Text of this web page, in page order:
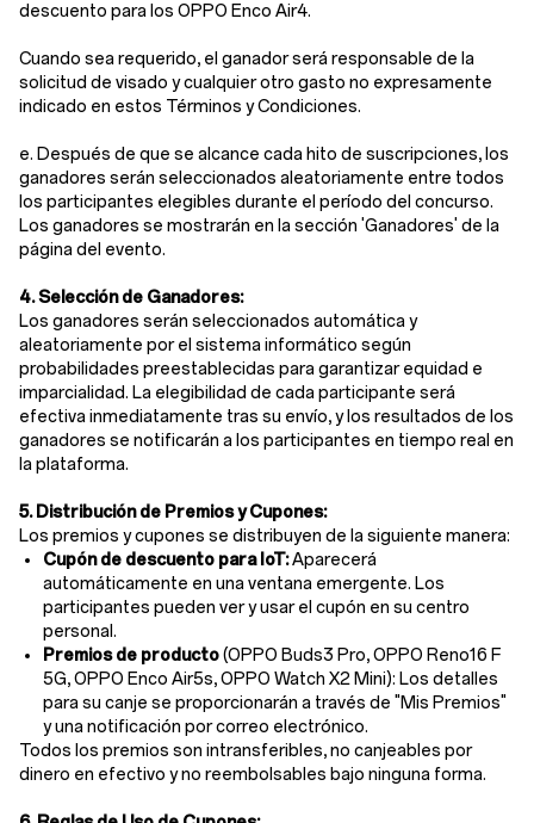
descuento para los OPPO Enco Air4.
Cuando sea requerido, el ganador será responsable de la
solicitud de visado y cualquier otro gasto no expresamente
indicado en estos Términos y Condiciones.
e. Después de que se alcance cada hito de suscripciones, los
ganadores serán seleccionados aleatoriamente entre todos
los participantes elegibles durante el período del concurso.
Los ganadores se mostrarán en la sección 'Ganadores' de la
página del evento.
4. Selección de Ganadores:
Los ganadores serán seleccionados automática y
aleatoriamente por el sistema informático según
probabilidades preestablecidas para garantizar equidad e
imparcialidad. La elegibilidad de cada participante será
efectiva inmediatamente tras su envío, y los resultados de los
ganadores se notificarán a los participantes en tiempo real en
la plataforma.
5. Distribución de Premios y Cupones:
Los premios y cupones se distribuyen de la siguiente manera:
Cupón de descuento para IoT:Aparecerá
automáticamente en una ventana emergente. Los
participantes pueden ver y usar el cupón en su centro
personal.
Premios de producto(OPPO Buds3 Pro, OPPO Reno16 F
5G, OPPO Enco Air5s, OPPO Watch X2 Mini): Los detalles
para su canje se proporcionarán a través de "Mis Premios"
y una notificación por correo electrónico.
Todos los premios son intransferibles, no canjeables por
dinero en efectivo y no reembolsables bajo ninguna forma.